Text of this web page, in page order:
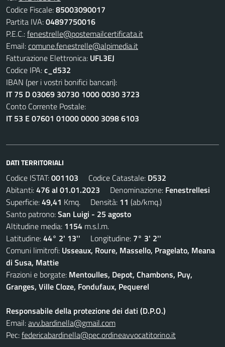
Codice Fiscale:85003090017
Partita IVA:04897750016
P.E.C.:fenestrelle@postemailcertificata.it
Email:comune.fenestrelle@alpimedia.it
Fatturazione Elettronica: UFL3EJ
Codice IPA:c_d532
IBAN (per i vostri bonifici bancari):
IT 75 D 03069 30730 1000 0030 3723
Conto Corrente Postale:
IT 53 E 07601 01000 0000 3098 6103
DATI TERRITORIALI
Codice ISTAT:001103 Codice Catastale: D532
Abitanti:476 al 01.01.2023 Denominazione: Fenestrellesi
Superficie:49,41 Kmq. Densità: 11 (ab/kmq.)
Santo patrono:San Luigi - 25 agosto
Altitudine media: 1154 m.s.l.m.
Latitudine:44° 2' 13'' Longitudine: 7° 3' 2''
Comuni limitrofi: Usseaux, Roure, Massello, Pragelato, Meana
di Susa, Mattie
Frazioni e borgate: Mentoulles, Depot, Chambons, Puy,
Granges, Ville Cloze, Fondufaux, Pequerel
Responsabile della protezione dei dati (D.P.O.)
Email:avv.bardinella@gmail.com
Pec:federicabardinella@pec.ordineavvocatitorino.it